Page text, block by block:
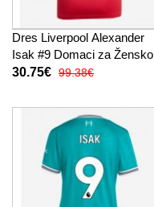
Dres Liverpool Alexander
Isak #9 Domaci za Žensko
2025-26 Kratak Rukav
30.75€ 99.38€